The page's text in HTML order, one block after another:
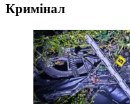
Кримінал